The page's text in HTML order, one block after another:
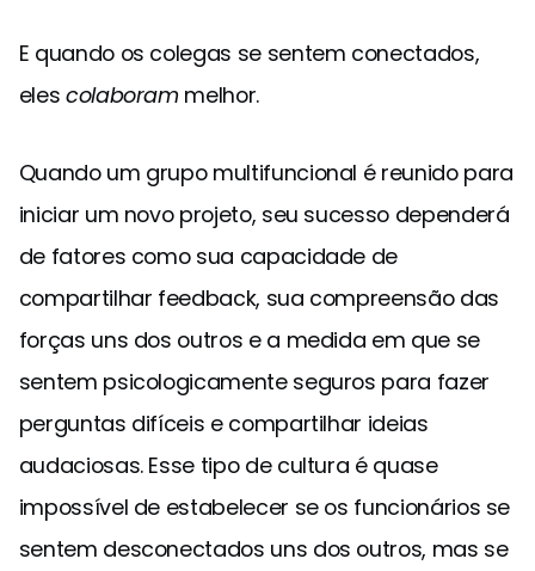
E quando os colegas se sentem conectados,
eles colaborammelhor.
Quando um grupo multifuncional é reunido para
iniciar um novo projeto, seu sucesso dependerá
de fatores como sua capacidade de
compartilhar feedback, sua compreensão das
forças uns dos outros e a medida em que se
sentem psicologicamente seguros para fazer
perguntas difíceis e compartilhar ideias
audaciosas. Esse tipo de cultura é quase
impossível de estabelecer se os funcionários se
sentem desconectados uns dos outros, mas se